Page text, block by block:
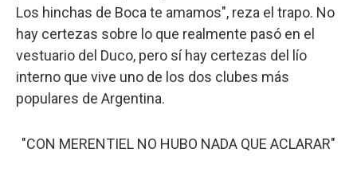
Los hinchas de Boca te amamos", reza el trapo. No
hay certezas sobre lo que realmente pasó en el
vestuario del Duco, pero sí hay certezas del lío
interno que vive uno de los dos clubes más
populares de Argentina.
"CON MERENTIEL NO HUBO NADA QUE ACLARAR"